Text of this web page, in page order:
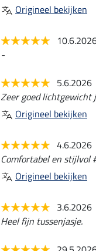
Origineel bekijken
-
5.6.2026
Zeer goed lichtgewicht
Origineel bekijken
4.6.2026
Comfortabel en stijlvol
Origineel bekijken
3.6.2026
Heel fijn tussenjasje.